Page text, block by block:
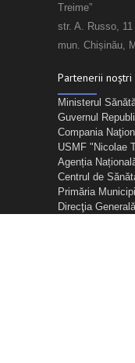
Treime”
str. A. Russo, 11
mun. Chișinău,
Partenerii noștri
Ministerul
Guvernul
Compania
USMF "Nicolae
Agenția
Centrul de
Primăria
Direcţia